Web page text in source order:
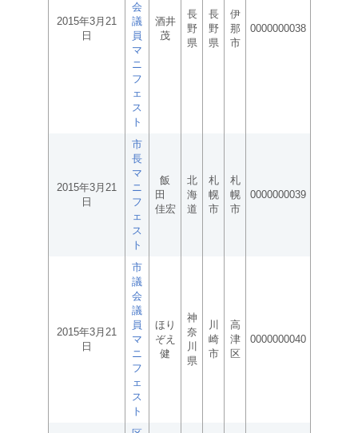
2015年3月21
日
会
議
員
マ
ニ
フ
ェ
ス
ト
酒井
茂
長
野
県
長
野
県
伊
那
市
0000000038
2015年3月21
日
市
長
マ
ニ
フ
ェ
ス
ト
飯
田
佳宏
北
海
道
札
幌
市
札
幌
市
0000000039
2015年3月21
日
市
議
会
議
員
マ
ニ
フ
ェ
ス
ト
ほり
ぞえ
健
神
奈
川
県
川
崎
市
高
津
区
0000000040